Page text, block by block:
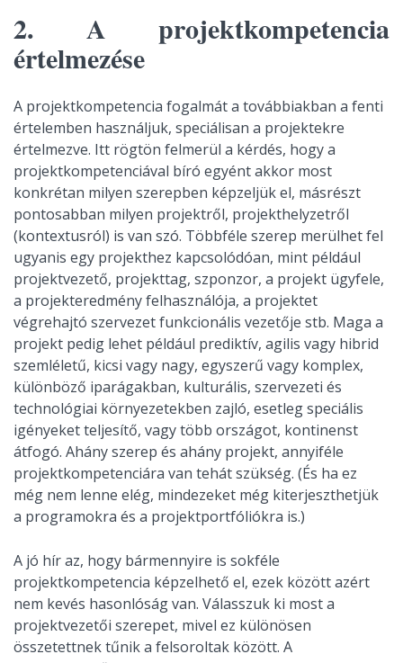
2. A projektkompetencia
értelmezése
A projektkompetencia fogalmát a továbbiakban a fenti
értelemben használjuk, speciálisan a projektekre
értelmezve. Itt rögtön felmerül a kérdés, hogy a
projektkompetenciával bíró egyént akkor most
konkrétan milyen szerepben képzeljük el, másrészt
pontosabban milyen projektről, projekthelyzetről
(kontextusról) is van szó. Többféle szerep merülhet fel
ugyanis egy projekthez kapcsolódóan, mint például
projektvezető, projekttag, szponzor, a projekt ügyfele,
a projekteredmény felhasználója, a projektet
végrehajtó szervezet funkcionális vezetője stb. Maga a
projekt pedig lehet például prediktív, agilis vagy hibrid
szemléletű, kicsi vagy nagy, egyszerű vagy komplex,
különböző iparágakban, kulturális, szervezeti és
technológiai környezetekben zajló, esetleg speciális
igényeket teljesítő, vagy több országot, kontinenst
átfogó. Ahány szerep és ahány projekt, annyiféle
projektkompetenciára van tehát szükség. (És ha ez
még nem lenne elég, mindezeket még kiterjeszthetjük
a programokra és a projektportfóliókra is.)
A jó hír az, hogy bármennyire is sokféle
projektkompetencia képzelhető el, ezek között azért
nem kevés hasonlóság van. Válasszuk ki most a
projektvezetői szerepet, mivel ez különösen
összetettnek tűnik a felsoroltak között. A